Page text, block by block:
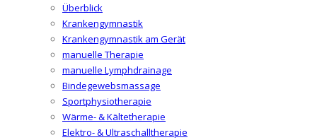
Überblick
Krankengymnastik
Krankengymnastik am Gerät
manuelle Therapie
manuelle Lymphdrainage
Bindegewebsmassage
Sportphysiotherapie
Wärme- & Kältetherapie
Elektro- & Ultraschalltherapie